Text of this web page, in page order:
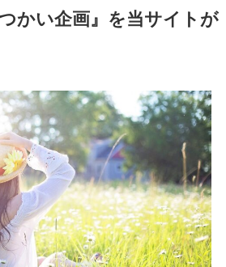
かい企画』を当サイトが